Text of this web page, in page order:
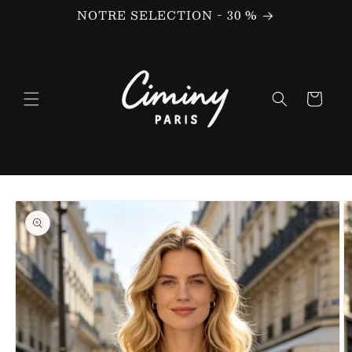
NOTRE SELECTION - 30 %
Panier
Passer aux
informations
produits